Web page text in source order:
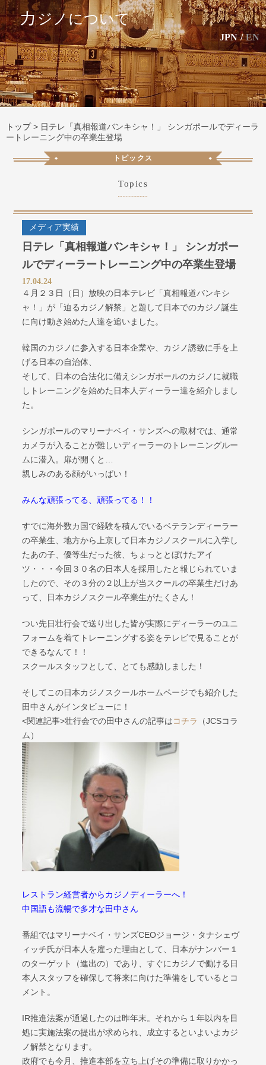
カジノについて
JPN / EN
トップ> 日テレ「真相報道バンキシャ！」 シンガポールでディーラ
ートレーニング中の卒業生登場
トピックス
Topics
メディア実績
日テレ「真相報道バンキシャ！」 シンガポー
ルでディーラートレーニング中の卒業生登場
17.04.24
４月２３日（日）放映の日本テレビ「真相報道バンキシ
ャ！」が「迫るカジノ解禁」と題して日本でのカジノ誕生
に向け動き始めた人達を追いました。
韓国のカジノに参入する日本企業や、カジノ誘致に手を上
げる日本の自治体、
そして、日本の合法化に備えシンガポールのカジノに就職
しトレーニングを始めた日本人ディーラー達を紹介しまし
た。
シンガポールのマリーナベイ・サンズへの取材では、通常
カメラが入ることが難しいディーラーのトレーニングルー
ムに潜入。扉が開くと…
親しみのある顔がいっぱい！
みんな頑張ってる、頑張ってる！！
すでに海外数カ国で経験を積んでいるベテランディーラー
の卒業生、地方から上京して日本カジノスクールに入学し
たあの子、優等生だった彼、ちょっととぼけたアイ
ツ・・・今回３０名の日本人を採用したと報じられていま
したので、その３分の２以上が当スクールの卒業生だけあ
って、日本カジノスクール卒業生がたくさん！
つい先日壮行会で送り出した皆が実際にディーラーのユニ
フォームを着てトレーニングする姿をテレビで見ることが
できるなんて！！
スクールスタッフとして、とても感動しました！
そしてこの日本カジノスクールホームページでも紹介した
田中さんがインタビューに！
<関連記事>壮行会での田中さんの記事はコチラ
（JCSコラ
ム）
レストラン経営者からカジノディーラーへ！
中国語も流暢で多才な田中さん
番組ではマリーナベイ・サンズCEOジョージ・タナシェヴ
ィッチ氏が日本人を雇った理由として、日本がナンバー１
のターゲット（進出の）であり、すぐにカジノで働ける日
本人スタッフを確保して将来に向けた準備をしているとコ
メント。
IR推進法案が通過したのは昨年末。それから１年以内を目
処に実施法案の提出が求められ、成立するといよいよカジ
ノ解禁となります。
政府でも今月、推進本部を立ち上げその準備に取りかかっ